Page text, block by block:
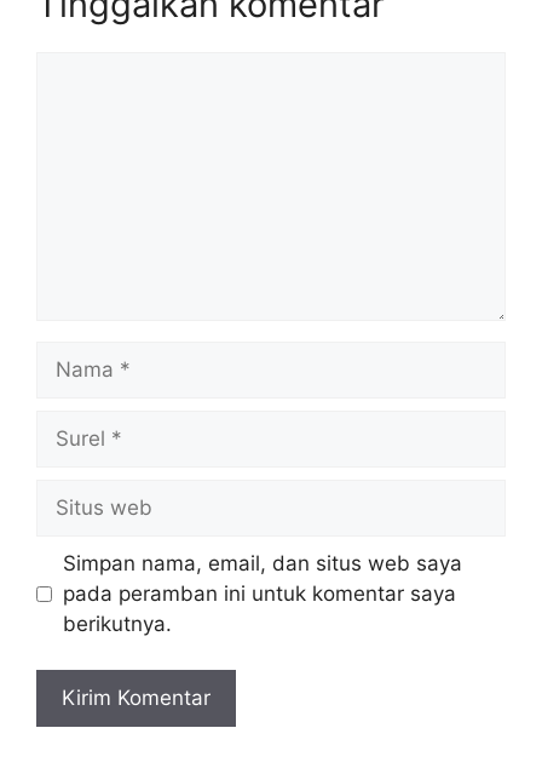
web
Simpan nama, email, dan situs web saya
pada peramban ini untuk komentar saya
berikutnya.